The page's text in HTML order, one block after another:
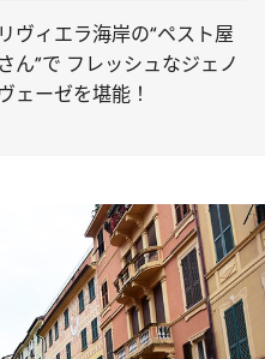
リヴィエラ海岸の“ペスト屋
さん”で フレッシュなジェノ
ェーゼを堪能！